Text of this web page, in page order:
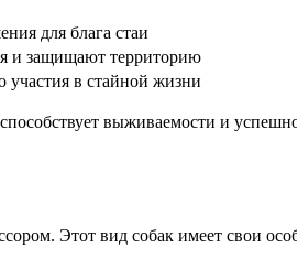
для блага стаи
и защищают территорию
в стайной жизни
выживаемости и
Этот вид собак имеет свои